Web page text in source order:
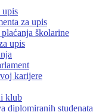
upis
za upis
školarine
upis
karijere
klub
diplomiranih studenata